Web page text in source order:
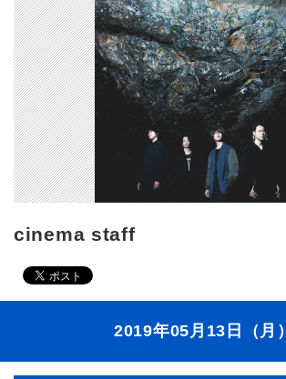
cinema staff
2019年05月13日（月）